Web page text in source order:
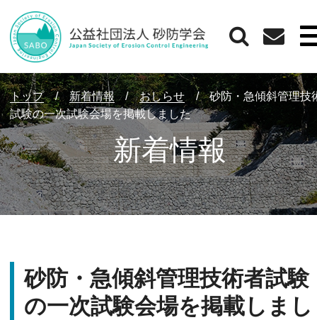
新着情報
トップ / 新着情報 / おしらせ /
砂防・急傾斜管理技
試験の一次試験会場を掲載しました
砂防・急傾斜管理技術者試験
の一次試験会場を掲載しまし